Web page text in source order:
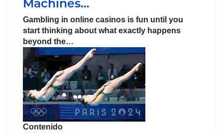
Machines…
Gambling in online casinos is fun until you
start thinking about what exactly happens
beyond the…
Contenido